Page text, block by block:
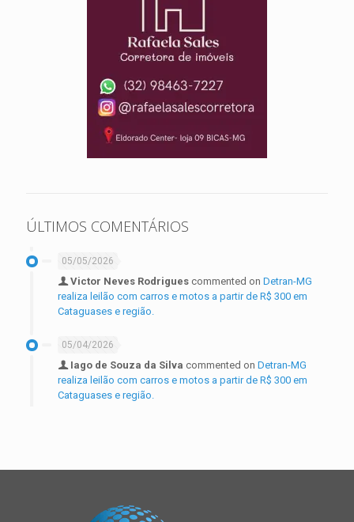
ÚLTIMOS COMENTÁRIOS
05/05/2026
Victor Neves Rodrigues commented on Detran-MG
realiza leilão com carros e motos a partir de R$ 300 em
Cataguases e região.
05/04/2026
Iago de Souza da Silva commented on Detran-MG
realiza leilão com carros e motos a partir de R$ 300 em
Cataguases e região.